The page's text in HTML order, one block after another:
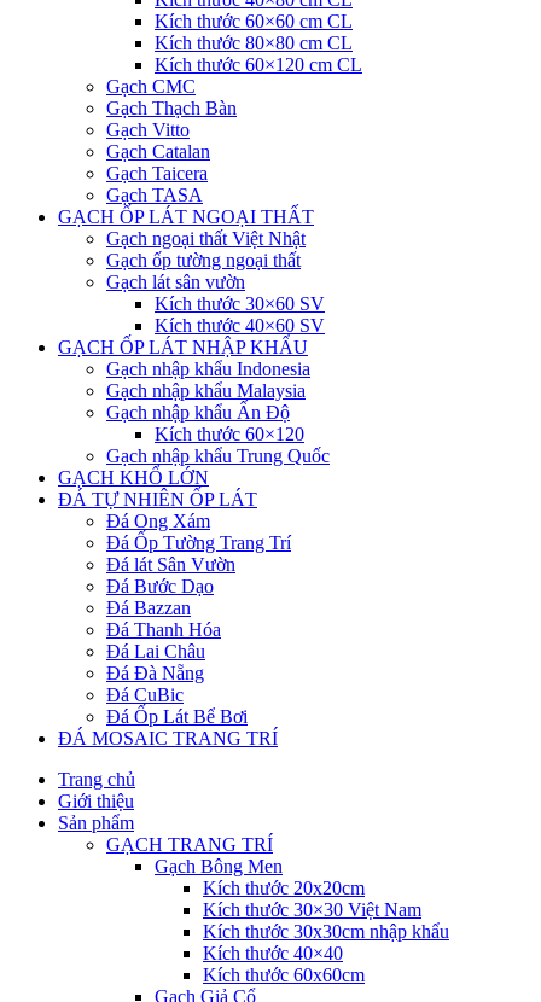
Kích thước 60×60 cm CL
Kích thước 80×80 cm CL
Kích thước 60×120 cm CL
Gạch CMC
Gạch Thạch Bàn
Gạch Vitto
Gạch Catalan
Gạch Taicera
Gạch TASA
GẠCH ỐP LÁT NGOẠI THẤT
Gạch ngoại thất Việt Nhật
Gạch ốp tường ngoại thất
Gạch lát sân vườn
Kích thước 30×60 SV
Kích thước 40×60 SV
GẠCH ỐP LÁT NHẬP KHẨU
Gạch nhập khẩu Indonesia
Gạch nhập khẩu Malaysia
Gạch nhập khẩu Ấn Độ
Kích thước 60×120
Gạch nhập khẩu Trung Quốc
GẠCH KHỔ LỚN
ĐÁ TỰ NHIÊN ỐP LÁT
Đá Ong Xám
Đá Ốp Tường Trang Trí
Đá lát Sân Vườn
Đá Bước Dạo
Đá Bazzan
Đá Thanh Hóa
Đá Lai Châu
Đá Đà Nẵng
Đá CuBic
Đá Ốp Lát Bể Bơi
ĐÁ MOSAIC TRANG TRÍ
Trang chủ
Giới thiệu
Sản phẩm
GẠCH TRANG TRÍ
Gạch Bông Men
Kích thước 20x20cm
Kích thước 30×30 Việt Nam
Kích thước 30x30cm nhập khẩu
Kích thước 40×40
Kích thước 60x60cm
Gạch Giả Cổ